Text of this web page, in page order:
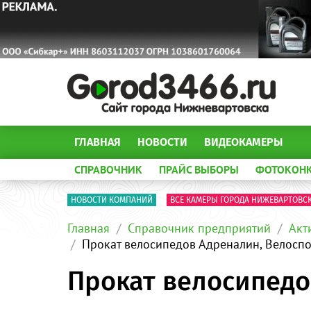
ГЛАВНАЯ НОВОСТИ ВИДЕОКАМЕРЫ
СПРАВОЧНИК ПРАЙС ВЫБОРЫ
НОВОСТИ КОМПАНИЙ ВСЕ КАМЕРЫ ГОРОДА
Главная Справочник предприятий
Прокат велосипедов Адреналин,
Прокат